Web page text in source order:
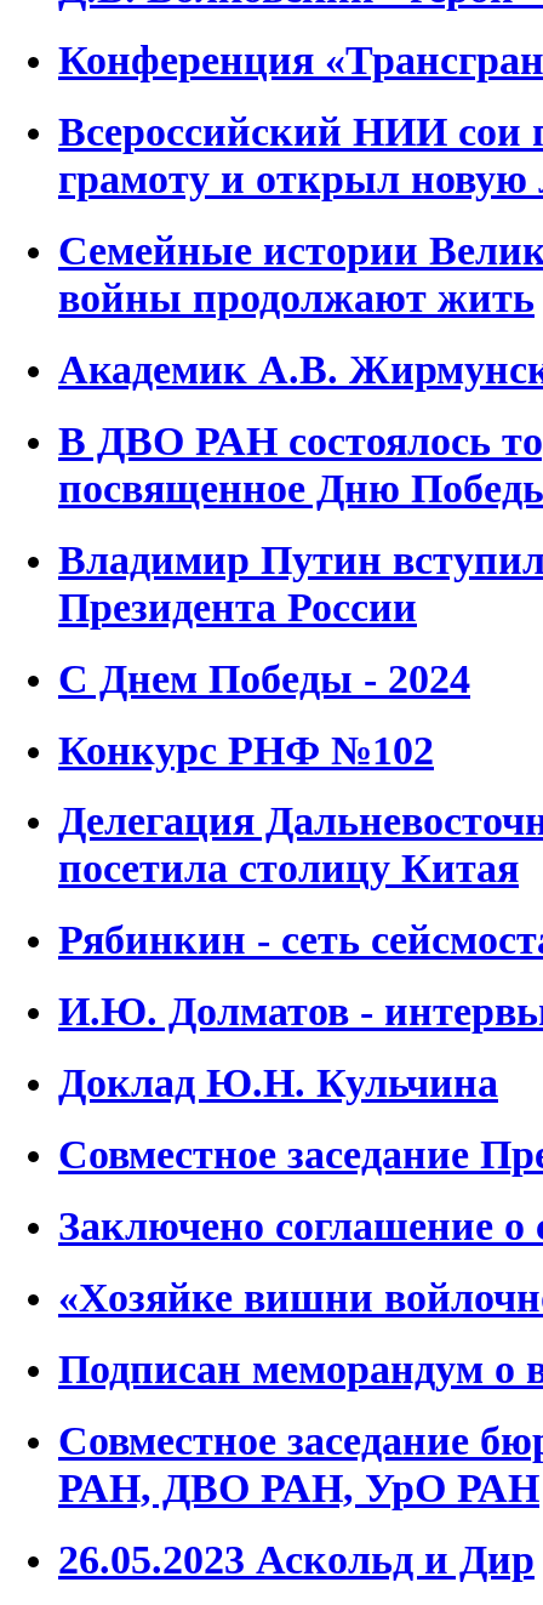
Конференция
Всероссийский НИИ сои
грамоту и открыл новую
Семейные истории
войны продолжают жить
Академик А.В.
В ДВО РАН состоялось
посвященное Дню
Владимир Путин
Президента России
С Днем Победы - 2024
Конкурс РНФ №102
Делегация
посетила столицу Китая
Рябинкин - сеть
И.Ю. Долматов -
Доклад Ю.Н. Кульчина
Совместное заседание
Заключено соглашение о
«Хозяйке вишни
Подписан меморандум о
Совместное заседание
РАН, ДВО РАН, УрО РАН
26.05.2023 Аскольд и Дир